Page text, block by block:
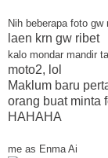
Nih beberapa foto gw
laen krn gw ribet
kalo mondar mandir
moto2, lol
Maklum baru
orang buat minta
HAHAHA
me as Enma Ai